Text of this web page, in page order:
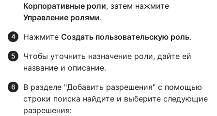
Корпоративные роли, затем нажмите
Управление ролями.
Нажмите Создать пользовательскую роль.
Чтобы уточнить назначение роли, дайте ей
название и описание.
В разделе "Добавить разрешения" с помощью
строки поиска найдите и выберите следующие
разрешения: